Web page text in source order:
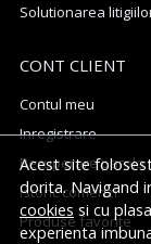
Acest site
dorita. Navigand
cookies si cu
experienta
Solutionarea
CONT CLIENT
Contul meu
Inregistrare
Recuperare parola
Istoric comenzi
Produse favorite